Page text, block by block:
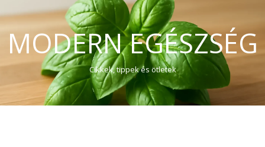
MODERN EGÉSZSÉG
Cikkek, tippek és ötletek